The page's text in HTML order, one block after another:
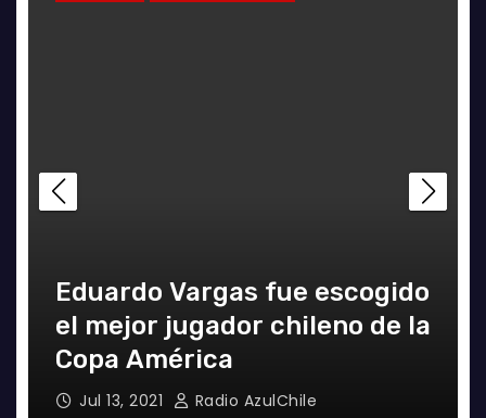
Eduardo Vargas fue escogido
el mejor jugador chileno de la
Copa América
Jul 13, 2021 Radio AzulChile